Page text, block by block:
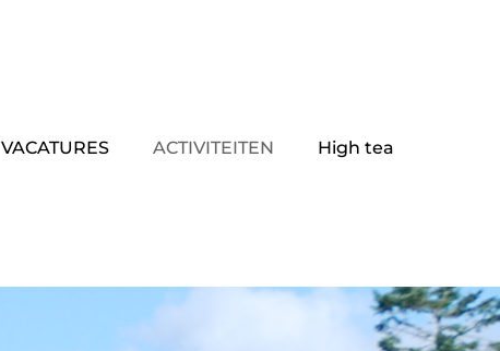
VACATURES ACTIVITEITEN High tea